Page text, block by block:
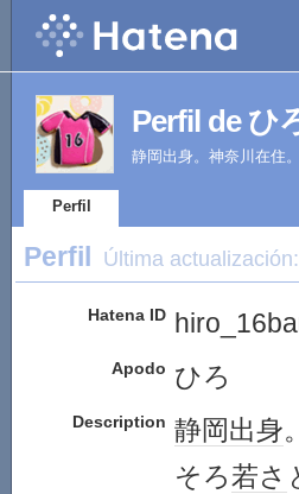
Perfil de ひ
静岡出身。神奈川在住
Perfil
Perfil Última actualización:
Hatena ID
Apodo ひろ
Description 静岡出身。
そろ若さ